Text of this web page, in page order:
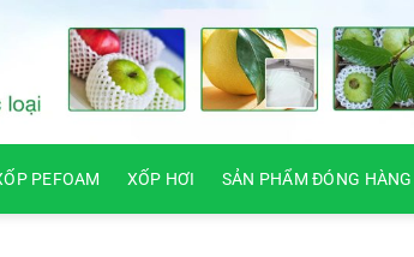
PEFOAM XỐP HƠI SẢN PHẨM ĐÓNG HÀNG